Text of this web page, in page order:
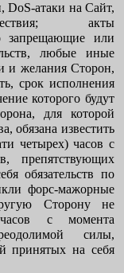
DoS-атаки на Сайт,
акты
запрещающие или
любые иные
и желания Сторон,
срок исполнения
которого будут
для которой
обязана известить
четырех) часов с
препятствующих
обязательств по
форс-мажорные
Сторону не
с момента
силы,
принятых на себя